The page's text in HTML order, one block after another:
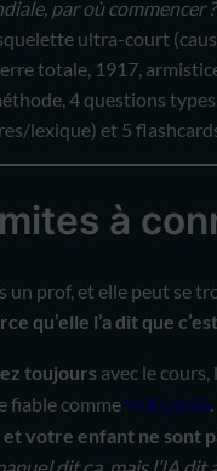
par où commencer ?
ultra-court
totale, 1917,
4 questions
lexique) et 5
à
un prof, et elle peut se
qu’elle l’a dit que
toujours avec le cours,
fiable commeWikipédia.
et votre enfant ne sont